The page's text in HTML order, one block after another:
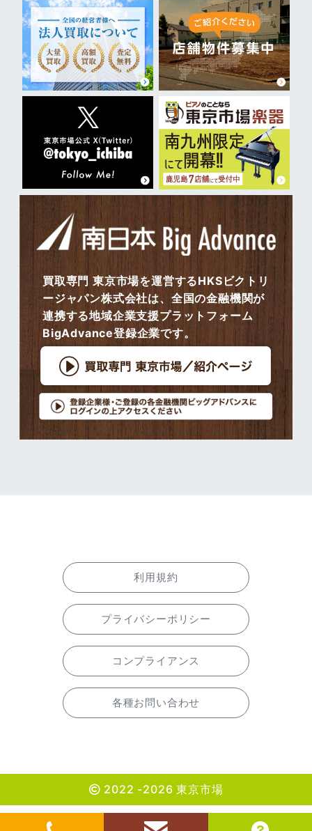
買取専門 東京市場を運営するHKSビクトリ
ージャパン株式会社は、全国の金融機関が
連携する地域企業支援プラットフォーム
BigAdvance登録企業です。
利用規約
プライバシーポリシー
コンプライアンス
各種お問い合わせ
2022 -2026 東京市場